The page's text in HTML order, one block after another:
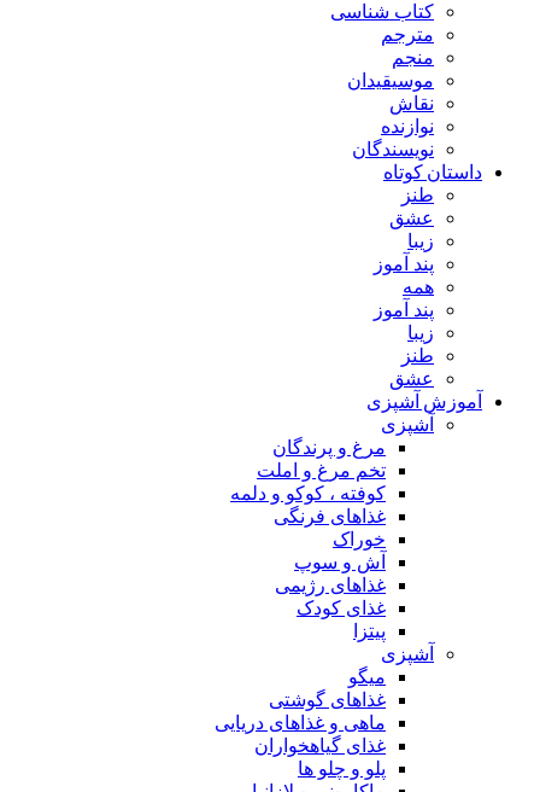
کتاب شناسی
مترجم
منجم
موسیقیدان
نقاش
نوازنده
نویسندگان
داستان کوتاه
طنز
عشق
زیبا
پند آموز
همه
پند آموز
زیبا
طنز
عشق
آموزش آشپزی
آشپزی
مرغ و پرندگان
تخم مرغ و املت
کوفته ، کوکو و دلمه
غذاهای فرنگی
خوراک
آش و سوپ
غذاهای رژیمی
غذای کودک
پیتزا
آشپزی
میگو
غذاهای گوشتی
ماهی و غذاهای دریایی
غذای گیاهخواران
پلو و چلو ها